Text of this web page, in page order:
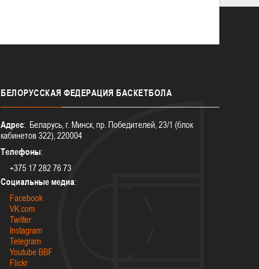
БЕЛОРУССКАЯ ФЕДЕРАЦИЯ БАСКЕТБОЛА
Адрес: Беларусь, г. Минск, пр. Победителей, 23/1 (блок
кабинетов 322), 220004
Телефоны:
+375 17 282 76 73
Социальные медиа:
Facebook
VK.com
Twitter
Instagram
Telegram
Youtube BBF
Flickr